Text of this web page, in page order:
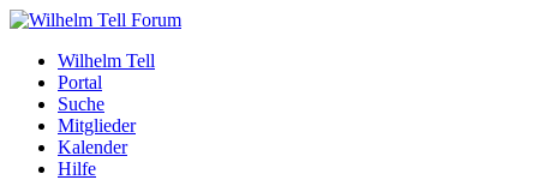
Wilhelm Tell
Portal
Suche
Mitglieder
Kalender
Hilfe